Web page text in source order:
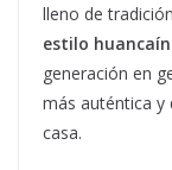
lleno de
estilo
generación en
más auténtica y
casa.